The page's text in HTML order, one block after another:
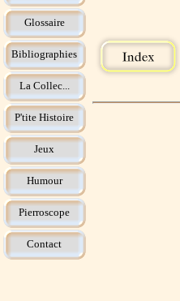
Glossaire
Bibliographies
La Collec...
P'tite Histoire
Jeux
Humour
Pierroscope
Contact